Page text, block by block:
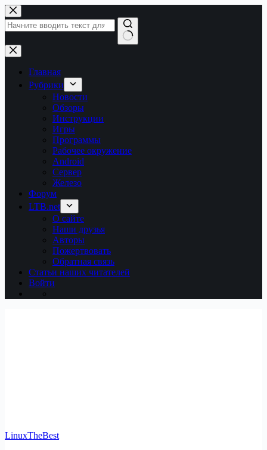
Перейти
к
сути
Ничего
не
найденоГлавная
Рубрики
Новости
Обзоры
Инструкции
Игры
Программы
Рабочее окружение
Android
Сервер
Железо
Форум
LTB.net
О сайте
Наши друзья
Авторы
Пожертвовать
Обратная связь
Статьи наших читателей
Войти
LinuxTheBest